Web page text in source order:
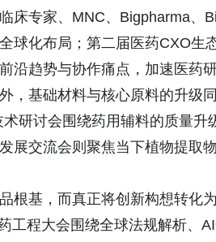
床专家、MNC、Bigpharma、
球化布局；第二届医药CXO生
沿趋势与协作痛点，加速医药
，基础材料与核心原料的升级
研讨会围绕药用辅料的质量升
展交流会则聚焦当下植物提取
根基，而真正将创新构想转化
工程大会围绕全球法规解析、